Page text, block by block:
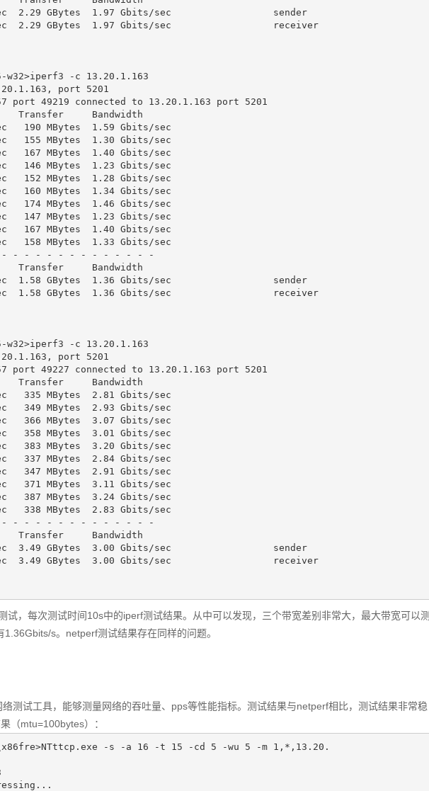
2.29 GBytes 1.97 Gbits/sec                  sender
2.29 GBytes 1.97 Gbits/sec                  receiver
-w32>iperf3 -c 13.20 . 1.163
. 1.163 , port 5201
port 49219 connected to 13.20 . 1.163 port 5201
Bandwidth
190 MBytes 1.59 Gbits/sec
155 MBytes 1.30 Gbits/sec
167 MBytes 1.40 Gbits/sec
146 MBytes 1.23 Gbits/sec
152 MBytes 1.28 Gbits/sec
160 MBytes 1.34 Gbits/sec
174 MBytes 1.46 Gbits/sec
147 MBytes 1.23 Gbits/sec
167 MBytes 1.40 Gbits/sec
158 MBytes 1.33 Gbits/sec
- - - - - - - - - - - - -
Bandwidth
1.58 GBytes 1.36 Gbits/sec                  sender
1.58 GBytes 1.36 Gbits/sec                  receiver
-w32>iperf3 -c 13.20 . 1.163
. 1.163 , port 5201
port 49227 connected to 13.20 . 1.163 port 5201
Bandwidth
335 MBytes 2.81
Gbits/sec
349 MBytes 2.93 Gbits/sec
366 MBytes 3.07 Gbits/sec
358 MBytes 3.01
Gbits/sec
383 MBytes 3.20 Gbits/sec
337 MBytes 2.84 Gbits/sec
347 MBytes 2.91
Gbits/sec
371 MBytes 3.11
Gbits/sec
387 MBytes 3.24 Gbits/sec
338 MBytes 2.83 Gbits/sec
- - - - - - - - - - - - -
Bandwidth
3.49 GBytes 3.00 Gbits/sec                  sender
3.49 GBytes 3.00 Gbits/sec                  receiver
试，每次测试时间10s中的iperf测试结果。从中可以发现，三个带宽差别非常大，最大带宽可以测
s。netperf测试结果存在同样的问题。
测试工具，能够测量网络的吞吐量、pps等性能指标。测试结果与netperf相比，测试结果非常稳
（mtu=100bytes）：
-s -a 16 -t 15 -cd 5 -wu 5 -m 1 ,*, 13.20